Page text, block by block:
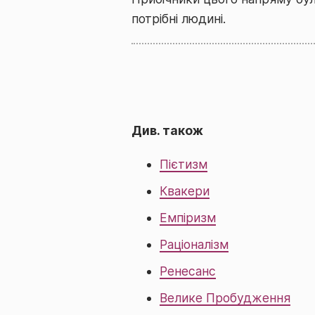
потрібні людині.
Див. також
Пієтизм
Квакери
Емпіризм
Раціоналізм
Ренесанс
Велике Пробудження